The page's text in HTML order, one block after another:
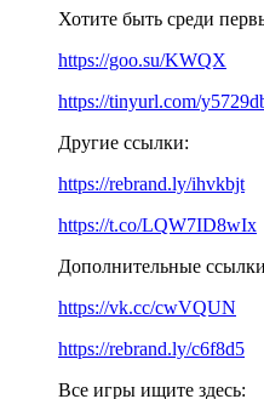
Хотите быть среди
https://goo.su/KWQX
https://tinyurl.com/
Другие ссылки:
https://rebrand.ly/ihvkbjt
https://t.co/LQW7ID8wIx
Дополнительные
https://vk.cc/cwVQUN
https://rebrand.ly/c6f8d5
Все игры ищите здесь: